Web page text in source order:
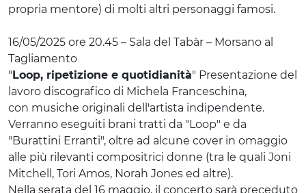
propria mentore) di molti altri personaggi famosi.
16/05/2025 ore 20.45 – Sala del Tabàr – Morsano al
Tagliamento
"Loop, ripetizione e quotidianità" Presentazione del
lavoro discografico di Michela Franceschina,
con musiche originali dell'artista indipendente.
Verranno eseguiti brani tratti da "Loop" e da
"Burattini Erranti", oltre ad alcune cover in omaggio
alle più rilevanti compositrici donne (tra le quali Joni
Mitchell, Tori Amos, Norah Jones ed altre).
Nella serata del 16 maggio, il concerto sarà preceduto